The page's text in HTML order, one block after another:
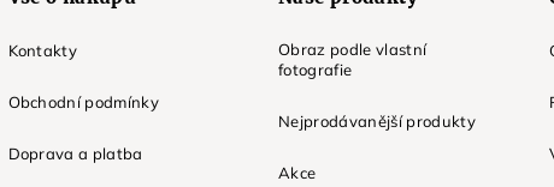
Kontakty
Obchodní podmínky
Doprava a platba
Obraz podle vlastní
fotografie
Nejprodávanější produkty
Akce